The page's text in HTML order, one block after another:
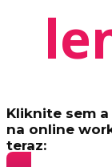
Kliknite sem
na online
teraz: